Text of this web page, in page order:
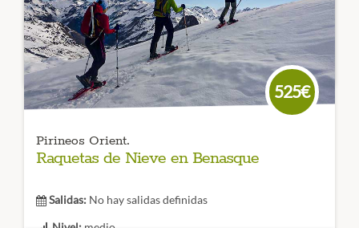
ocasión para conocer una ruta distinta de la habitual. ¡No
te lo pierdas!.
CÓDIGO VIAJE:
525€
Pirineos Orient.
Raquetas de Nieve en Benasque
Salidas: No hay salidas definidas